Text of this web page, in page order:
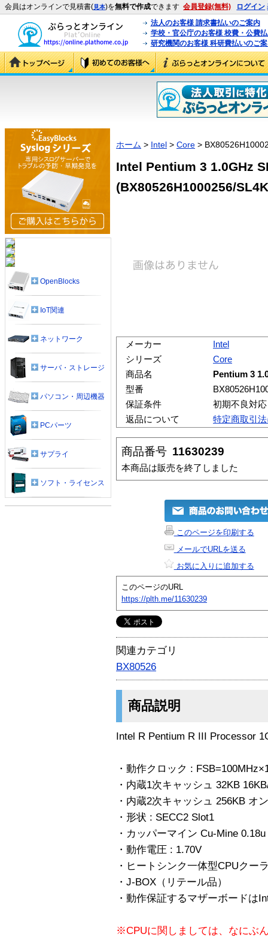
会員はオンラインで見積書(見本)を無料で作成できます 会員登録(無料) ログイン
法人のお客様 請求書払いのご案内
学校・官公庁のお客様 校費・公費
研究機関のお客様 科研費払いのご
ホーム > Intel > Core >
Intel Pentium 3 1.0GHz
(BX80526H1000256/
メーカー
Intel
シリーズ
Core
商品名
Pentium 3
型番
保証条件
初期不良対
返品について
特定商取引
商品番号 11630239
本商品は販売を終了しました
このページを印刷する
メールでURLを送る
お気に入りに追加する
このページのURL
https://plth.me/11630239
関連カテゴリ
BX80526
商品説明
Intel R Pentium R III Processor
・動作クロック :
・内蔵1次キャッシュ 32KB
・内蔵2次キャッシュ 256KB オ
・形状 : SECC2 Slot1
・カッパーマイン Cu-Mine
・動作電圧 : 1.70V
・ヒートシンク一体型CPUクー
・J-BOX（リテール品）
・動作保証するマザーボードは
※CPUに関しましては、なにぶ
OpenBlocks
IoT関連
ネットワーク
サーバ・ストレージ
パソコン・周辺機器
PCパーツ
サプライ
ソフト・ライセンス